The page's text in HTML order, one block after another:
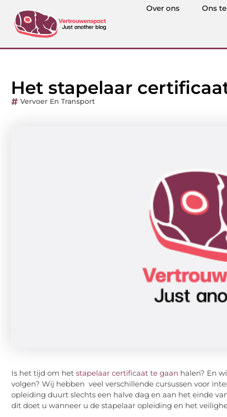
Over ons Ons
Het stapelaar
Vervoer En Transport
Is het tijd om het stapelaar certificaat te gaan halen? En
volgen? Wij hebben veel verschillende cursussen voor
opleiding duurt slechts een halve dag en aan het einde
dit doet u wanneer u de stapelaar opleiding en het